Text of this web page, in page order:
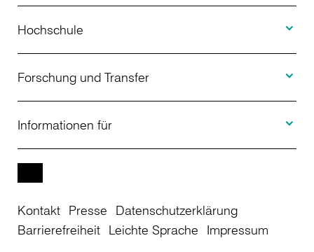
Studienangebot
Bewerbung
Studienberatung
Weiterbildung
Studienkolleg
Hochschule
Über uns
Aktuelles
Einrichtungen
Forschung und Transfer
Projekte
Informationen für
Studierende
Kontakt Presse
Datenschutzerklärung
Barrierefreiheit Leichte Sprache Impressum